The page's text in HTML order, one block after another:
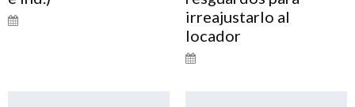
irreajustarlo al
locador